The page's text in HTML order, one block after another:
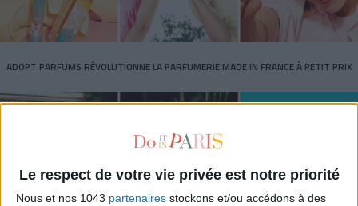
Le respect de votre vie privée est notre priorité
Nous et nos 1043 partenaires stockons et/ou accédons à des
ADOPT PARFUMS RÉVOLUTIONNE LA PARFUMERIE MADE IN FRANCE À PETIT PRIX